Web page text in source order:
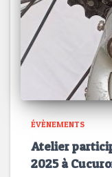
ÉVÈNEMENTS
Atelier
2025 à